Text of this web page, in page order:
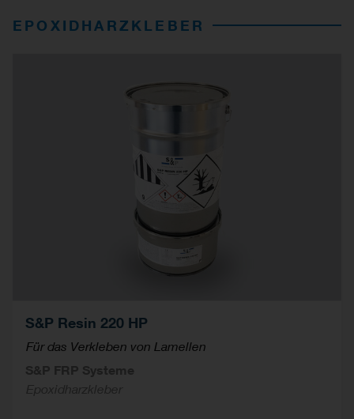
EPOXIDHARZKLEBER
S&P Resin 220 HP
Für das Verkleben von Lamellen
S&P FRP Systeme
Epoxidharzkleber